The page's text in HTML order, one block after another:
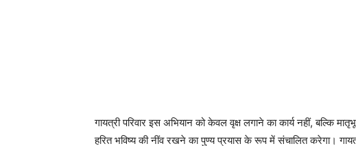
गायत्री परिवार इस अभियान को केवल वृक्ष लगाने का कार्य नहीं, बल्कि
हरित भविष्य की नींव रखने का पुण्य प्रयास के रूप में संचालित करेगा।